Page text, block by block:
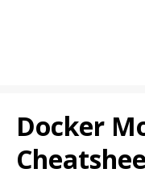
Docker